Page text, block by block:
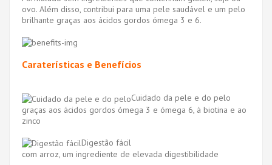
ovo. Além disso, contribui para uma pele saudável e um pelo
brilhante graças aos ácidos gordos ómega 3 e 6.
Caraterísticas e Benefícios
Cuidado da pele e do pelo
graças aos ácidos gordos ómega 3 e ómega 6, à biotina e ao
zinco
Digestão fácil
com arroz, um ingrediente de elevada digestibilidade